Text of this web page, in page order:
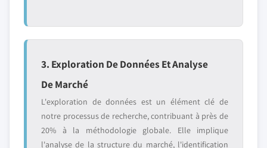
3. Exploration De Données Et Analyse
De Marché
L'exploration de données est un élément clé de
notre processus de recherche, contribuant à près de
20% à la méthodologie globale. Elle implique
l'analyse de la structure du marché, l'identification